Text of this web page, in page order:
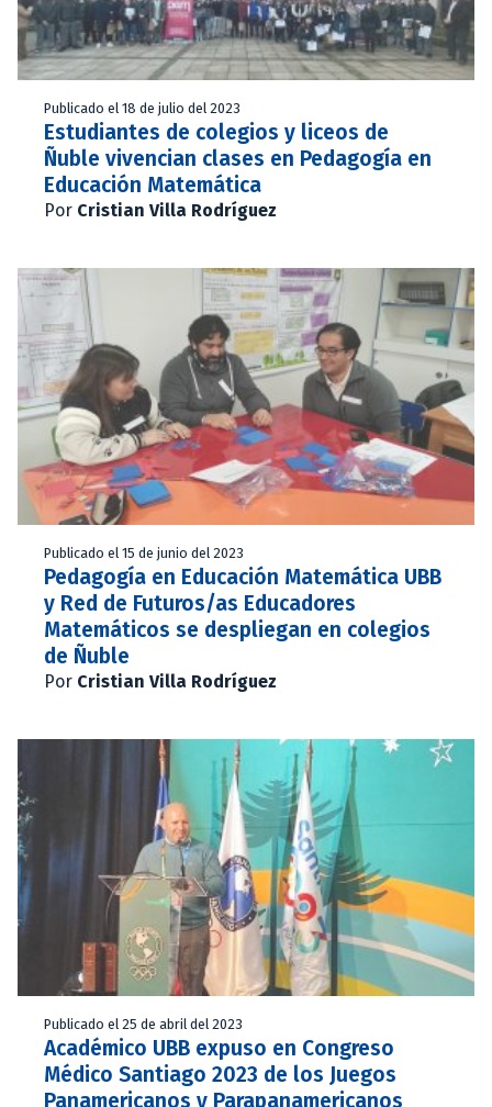
Publicado el 18 de julio del 2023
Estudiantes de colegios y liceos de
Ñuble vivencian clases en Pedagogía en
Educación Matemática
Por Cristian Villa Rodríguez
Publicado el 15 de junio del 2023
Pedagogía en Educación Matemática UBB
y Red de Futuros/as Educadores
Matemáticos se despliegan en colegios
de Ñuble
Por Cristian Villa Rodríguez
Publicado el 25 de abril del 2023
Académico UBB expuso en Congreso
Médico Santiago 2023 de los Juegos
Panamericanos y Parapanamericanos